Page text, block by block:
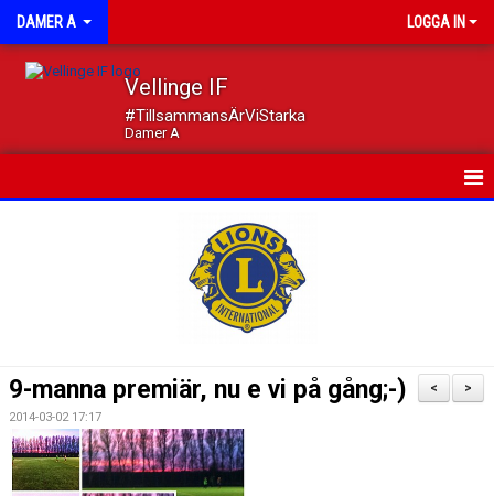
DAMER A LOGGA IN
Vellinge IF
#TillsammansÄrViStarka
Damer A
TRUPPEN
DOKUMENT
>
<
9-manna premiär, nu e vi på gång;-)
2014-03-02 17:17